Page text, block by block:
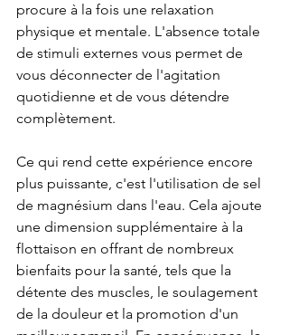
procure à la fois une relaxation
physique et mentale. L'absence totale
de stimuli externes vous permet de
vous déconnecter de l'agitation
quotidienne et de vous détendre
complètement.
Ce qui rend cette expérience encore
plus puissante, c'est l'utilisation de sel
de magnésium dans l'eau. Cela ajoute
une dimension supplémentaire à la
flottaison en offrant de nombreux
bienfaits pour la santé, tels que la
détente des muscles, le soulagement
de la douleur et la promotion d'un